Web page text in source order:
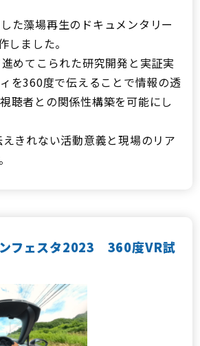
た藻場再生のドキュメンタリー
しました。
めてこられた研究開発と実証実
を360度で伝えることで情報の透
聴者との関係性構築を可能にし
きれない活動意義と現場のリア
フェスタ2023 360度VR試